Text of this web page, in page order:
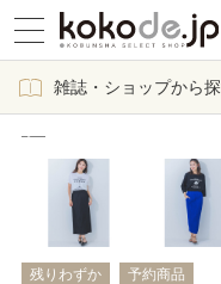
雑誌・ショップから
残りわずか 予約商品